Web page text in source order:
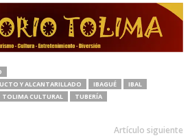
Y ALCANTARILLADO
IBAGUÉ
IBAL
TOLIMA CULTURAL TUBERÍA
Artículo siguiente